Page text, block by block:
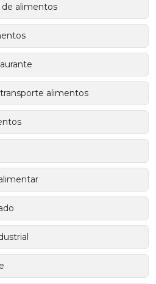
de alimentos
alimentos